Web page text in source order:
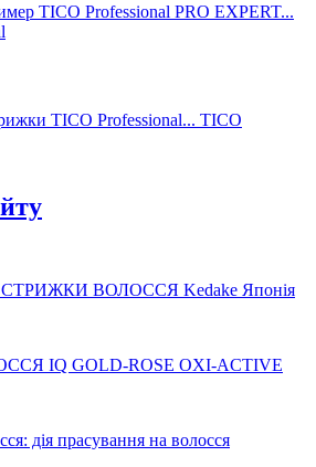
TICO Professional PRO EXPERT...
TICO Professional... TICO
ВОЛОССЯ Kedake Японія
IQ GOLD-ROSE OXI-ACTIVE
дія прасування на волосся